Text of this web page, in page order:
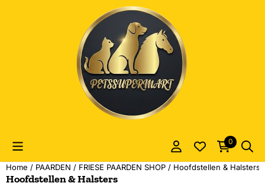
Cookievoorkeuren zijn momenteel gesloten.
0
Home / PAARDEN / FRIESE PAARDEN SHOP / Hoofdstellen & Halsters
Hoofdstellen & Halsters